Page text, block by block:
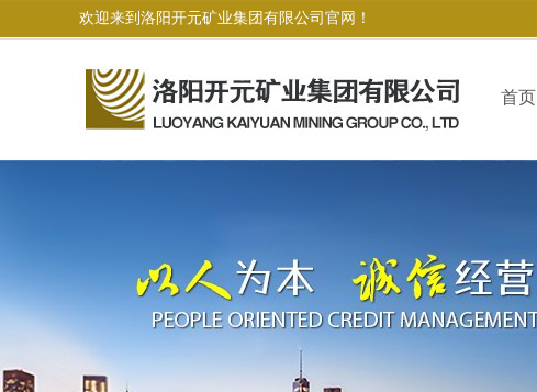
欢迎来到洛阳开元矿业集团有限公司官网！
首页